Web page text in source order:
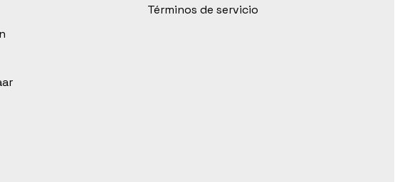
Términos de servicio